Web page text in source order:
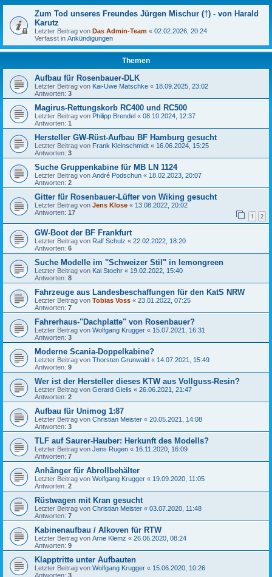
Zum Tod unseres Freundes Jürgen Mischur (†) - von Harald
Karutz
Letzter Beitrag von Das Admin-Team « 02.02.2026, 20:24
Verfasst in Ankündigungen
Themen
Aufbau für Rosenbauer-DLK
Letzter Beitrag von Kai-Uwe Matschke « 18.09.2025, 23:02
Antworten: 3
Magirus-Rettungskorb RC400 und RC500
Letzter Beitrag von Philipp Brendel « 08.10.2024, 12:37
Antworten: 1
Hersteller GW-Rüst-Aufbau BF Hamburg gesucht
Letzter Beitrag von Frank Kleinschmidt « 16.06.2024, 15:25
Antworten: 3
Suche Gruppenkabine für MB LN 1124
Letzter Beitrag von André Podschun « 18.02.2023, 20:07
Antworten: 2
Gitter für Rosenbauer-Lüfter von Wiking gesucht
Letzter Beitrag von Jens Klose « 13.08.2022, 20:02
Antworten: 17 1 2
GW-Boot der BF Frankfurt
Letzter Beitrag von Ralf Schulz « 22.02.2022, 18:20
Antworten: 6
Suche Modelle im "Schweizer Stil" in lemongreen
Letzter Beitrag von Kai Stoehr « 19.02.2022, 15:40
Antworten: 8
Fahrzeuge aus Landesbeschaffungen für den KatS NRW
Letzter Beitrag von Tobias Voss « 23.01.2022, 07:25
Antworten: 7
Fahrerhaus-"Dachplatte" von Rosenbauer?
Letzter Beitrag von Wolfgang Krugger « 15.07.2021, 16:31
Antworten: 3
Moderne Scania-Doppelkabine?
Letzter Beitrag von Thorsten Grunwald « 14.07.2021, 15:49
Antworten: 9
Wer ist der Hersteller dieses KTW aus Vollguss-Resin?
Letzter Beitrag von Gerard Gielis « 26.06.2021, 21:47
Antworten: 2
Aufbau für Unimog 1:87
Letzter Beitrag von Christian Meister « 20.05.2021, 14:08
Antworten: 3
TLF auf Saurer-Hauber: Herkunft des Modells?
Letzter Beitrag von Jens Rugen « 16.11.2020, 16:09
Antworten: 7
Anhänger für Abrollbehälter
Letzter Beitrag von Wolfgang Krugger « 19.09.2020, 11:05
Antworten: 2
Rüstwagen mit Kran gesucht
Letzter Beitrag von Christian Meister « 03.07.2020, 11:48
Antworten: 7
Kabinenaufbau / Alkoven für RTW
Letzter Beitrag von Arne Klemz « 26.06.2020, 08:24
Antworten: 9
Klapptritte unter Aufbauten
Letzter Beitrag von Wolfgang Krugger « 15.06.2020, 10:26
Antworten: 3